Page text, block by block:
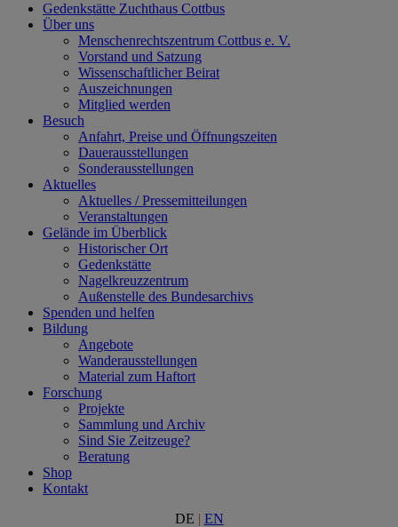
Gedenkstätte Zuchthaus Cottbus
Über uns
Menschenrechtszentrum Cottbus e. V.
Vorstand und Satzung
Wissenschaftlicher Beirat
Auszeichnungen
Mitglied werden
Besuch
Anfahrt, Preise und Öffnungszeiten
Dauerausstellungen
Sonderausstellungen
Aktuelles
Aktuelles / Pressemitteilungen
Veranstaltungen
Gelände im Überblick
Historischer Ort
Gedenkstätte
Nagelkreuzzentrum
Außenstelle des Bundesarchivs
Spenden und helfen
Bildung
Angebote
Wanderausstellungen
Material zum Haftort
Forschung
Projekte
Sammlung und Archiv
Sind Sie Zeitzeuge?
Beratung
Shop
Kontakt
DE | EN